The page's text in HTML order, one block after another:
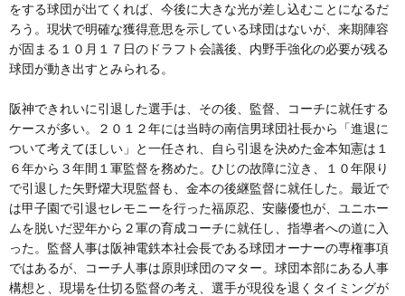
をする球団が出てくれば、今後に大きな光が差し込むことになるだ
ろう。現状で明確な獲得意思を示している球団はないが、来期陣容
が固まる１０月１７日のドラフト会議後、内野手強化の必要が残る
球団が動き出すとみられる。
阪神できれいに引退した選手は、その後、監督、コーチに就任する
ケースが多い。２０１２年には当時の南信男球団社長から「進退に
ついて考えてほしい」と一任され、自ら引退を決めた金本知憲は１
６年から３年間１軍監督を務めた。ひじの故障に泣き、１０年限り
で引退した矢野燿大現監督も、金本の後継監督に就任した。最近で
は甲子園で引退セレモニーを行った福原忍、安藤優也が、ユニホー
ムを脱いだ翌年から２軍の育成コーチに就任し、指導者への道に入
った。監督人事は阪神電鉄本社会長である球団オーナーの専権事項
ではあるが、コーチ人事は原則球団のマター。球団本部にある人事
構想と、現場を仕切る監督の考え、選手が現役を退くタイミングが